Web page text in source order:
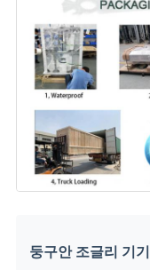
둥구안 조글리 기